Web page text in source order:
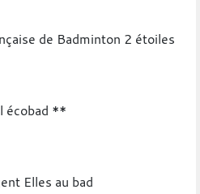
de Badminton 2 étoiles
écobad **
Elles au bad